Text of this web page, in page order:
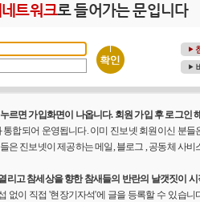
트워크로 들어가는 문입니다
르면 가입화면이 나옵니다. 회원 가입 후 로그인
합되어 운영됩니다. 이미 진보넷 회원이신 분
은 진보넷이 제공하는 메일, 블로그 , 공동체 사비
리고 참세상을 향한 참새들의 반란의 날갯짓이 시
없이 직접 '현장기자석'에 글을 등록할 수 있습